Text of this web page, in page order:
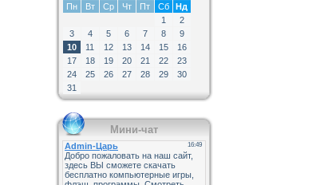
Пн
Вт Ср Чт Пт Сб
Нд
1
2
3
4 5 6 7 8
9
10
11 12 13 14 15
16
17
18 19 20 21 22
23
24
25 26 27 28 29
30
31
Мини-чат